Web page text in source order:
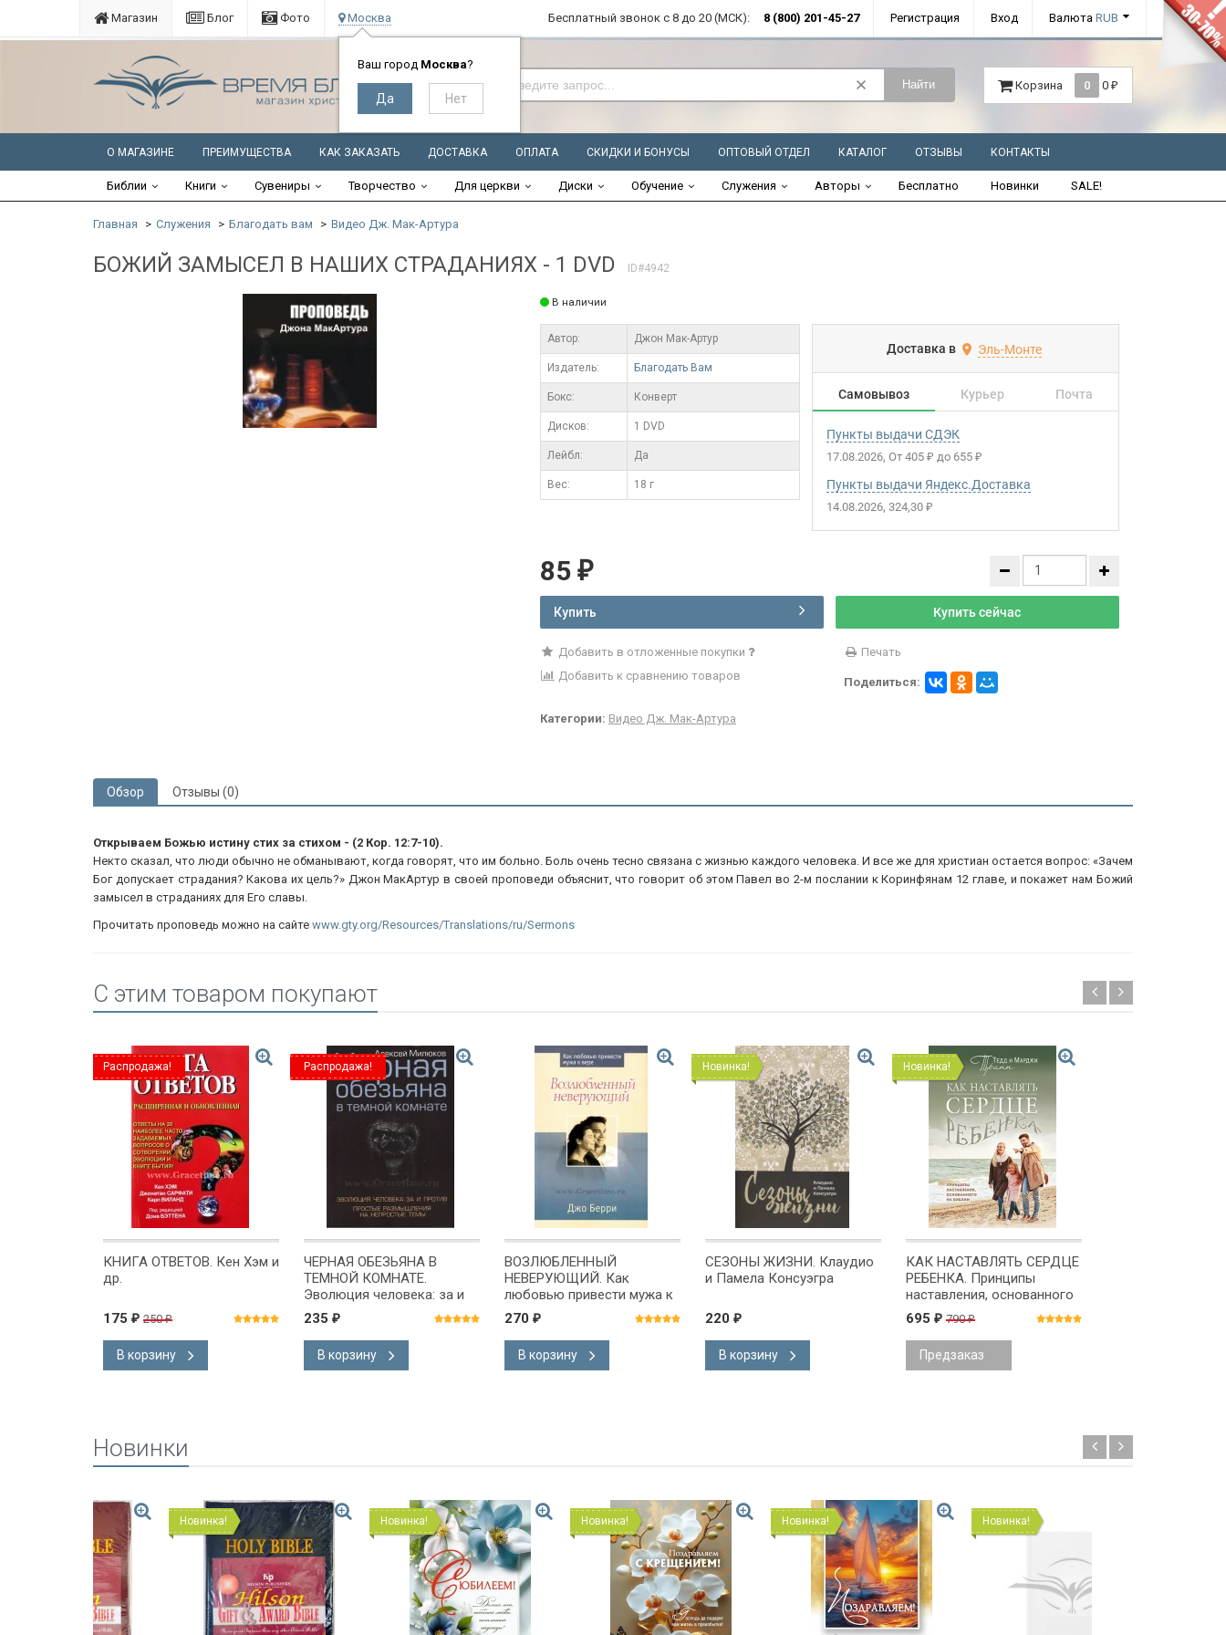
Магазин Блог Фото Москва
Ваш город Москва?
Бесплатный звонок с 8 до 20 (МСК): 8 (800) 201-45-27 Регистрация Вход Валюта RUB
Найти Корзина 0 0 ₽
О МАГАЗИНЕ ПРЕИМУЩЕСТВА КАК ЗАКАЗАТЬ ДОСТАВКА ОПЛАТА СКИДКИ И БОНУСЫ ОПТОВЫЙ ОТДЕЛ КАТАЛОГ ОТЗЫВЫ КОНТАКТЫ
Библии Книги Сувениры Творчество Для церкви Диски Обучение Служения Авторы Бесплатно Новинки SALE!
Главная Служения Благодать вам Видео Дж. Мак-Артура
БОЖИЙ ЗАМЫСЕЛ В НАШИХ СТРАДАНИЯХ - 1 DVD ID#4942
В наличии
Автор: Джон Мак-Артур
Издатель: Благодать Вам
Бокс: Конверт
Дисков: 1 DVD
Лейбл: Да
Вес: 18 г
Доставка в Эль-Монте
Самовывоз Курьер Почта
Пункты выдачи СДЭК
17.08.2026 От 405₽ до 655₽
Пункты выдачи Яндекс.Доставка
14.08.2026 324,30₽
85 ₽
Купить Купить сейчас
Добавить в отложенные покупки
Печать
Добавить к сравнению товаров
Поделиться:
Категории: Видео Дж. Мак-Артура
Обзор Отзывы (0)
Открываем Божью истину стих за стихом - (2 Кор. 12:7-10).
Некто сказал, что люди обычно не обманывают, когда говорят, что им больно. Боль очень тесно связана с жизнью каждого человека. И все же для христиан остается вопрос: «Зачем
Бог допускает страдания? Какова их цель?» Джон МакАртур в своей проповеди объяснит, что говорит об этом Павел во 2-м послании к Коринфянам 12 главе, и покажет нам Божий
замысел в страданиях для Его славы.
Прочитать проповедь можно на сайте www.gty.org/Resources/Translations/ru/Sermons
C этим товаром покупают
Распродажа!
КНИГА ОТВЕТОВ. Кен Хэм и
др.
175 ₽ 250₽
В корзину
Распродажа!
ЧЕРНАЯ ОБЕЗЬЯНА В
ТЕМНОЙ КОМНАТЕ.
Эволюция человека: за и
против. Алексей Милюков
235 ₽
В корзину
ВОЗЛЮБЛЕННЫЙ
НЕВЕРУЮЩИЙ. Как
любовью привести мужа к
вере. Джо Берри
270 ₽
В корзину
Новинка!
СЕЗОНЫ ЖИЗНИ. Клаудио
и Памела Консуэгра
220 ₽
В корзину
Новинка!
КАК НАСТАВЛЯТЬ СЕРДЦЕ
РЕБЕНКА. Принципы
наставления, основанного
на Библии. Тед Трипп
695 ₽ 790₽
Предзаказ
Новинки
Новинка! Новинка! Новинка! Новинка! Новинка!